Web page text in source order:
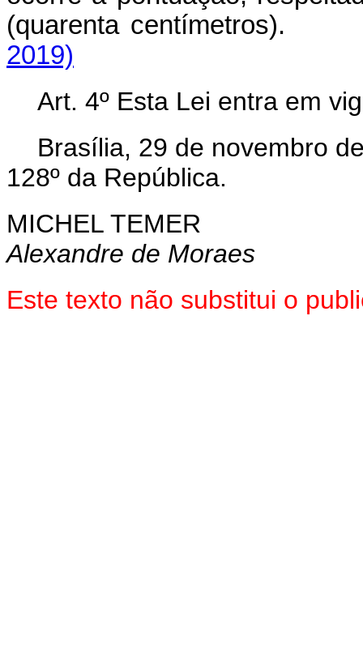
(quarenta centímetros).
2019)
Art. 4º Esta Lei entra em
Brasília, 29 de novembro
128º da República.
MICHEL TEMER
Alexandre de Moraes
Este texto não substitui o